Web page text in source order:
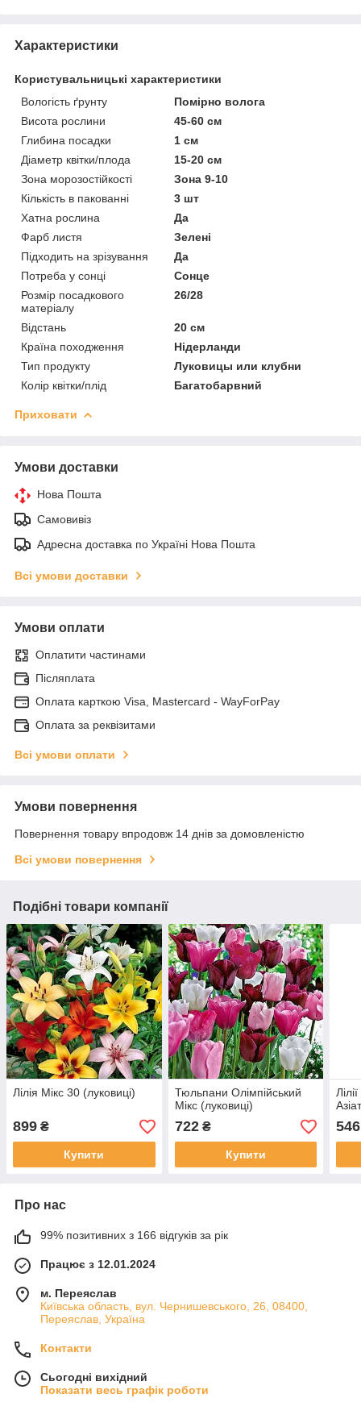
Характеристики
Користувальницькі характеристики
Вологість ґрунту
Помірно волога
Висота рослини
45-60 см
Глибина посадки
1 см
Діаметр квітки/плода
15-20 см
Зона морозостійкості
Зона 9-10
Кількість в пакованні
3 шт
Хатна рослина
Да
Фарб листя
Зелені
Підходить на зрізування
Да
Потреба у сонці
Сонце
Розмір посадкового
матеріалу
26/28
Відстань
20 см
Країна походження
Нідерланди
Тип продукту
Луковицы или клубни
Колір квітки/плід
Багатобарвний
Приховати
Умови доставки
Нова Пошта
Самовивіз
Адресна доставка по Україні Нова Пошта
Всі умови доставки
Умови оплати
Оплатити частинами
Післяплата
Оплата карткою Visa, Mastercard - WayForPay
Оплата за реквізитами
Всі умови оплати
Умови повернення
Повернення товару впродовж 14 днів за домовленістю
Всі умови повернення
Подібні товари компанії
Лілія Мікс 30 (луковиці)
899 ₴
Купити
Тюльпани Олімпійський
Мікс (луковиці)
722₴
Купити
546
Про нас
99% позитивних з 166 відгуків за рік
Працює з 12.01.2024
м. Переяслав
Київська область, вул. Чернишевського, 26, 08400,
Переяслав, Україна
Контакти
Сьогодні вихідний
Показати весь графік роботи